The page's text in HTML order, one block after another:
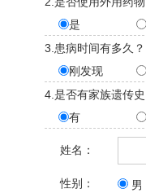
是
3.患病时间有多久？
刚发现
4.是否有家族遗传史
有
姓名：
性别： 男